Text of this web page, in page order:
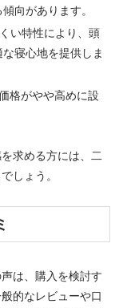
向があります。
い特性により、頭
寝心地を提供しま
格がやや高めに設
求める方には、二
しょう。
は、購入を検討す
的なレビューや口